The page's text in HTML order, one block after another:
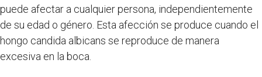
puede afectar a cualquier persona, independientemente
de su edad o género. Esta afección se produce cuando el
hongo candida albicans se reproduce de manera
excesiva en la boca.